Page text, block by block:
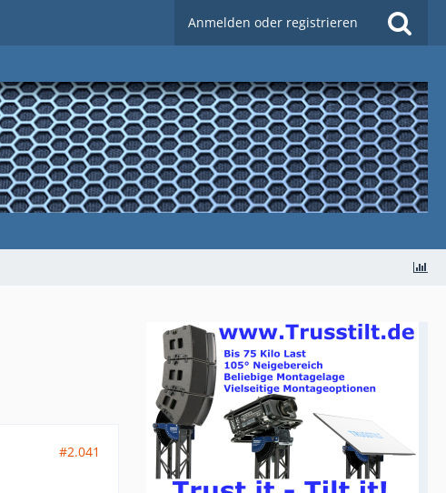
Anmelden oder registrieren
#2.041